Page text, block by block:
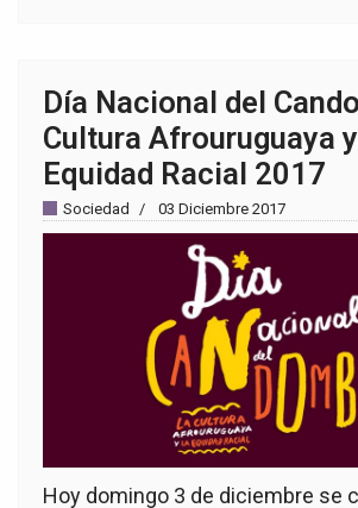
Día Nacional del
Cultura Afrouruguaya
Equidad Racial 2017
Sociedad 03 Diciembre 2017
Hoy domingo 3 de diciembre se